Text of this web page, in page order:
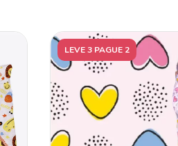
LEVE 3 PAGUE 2